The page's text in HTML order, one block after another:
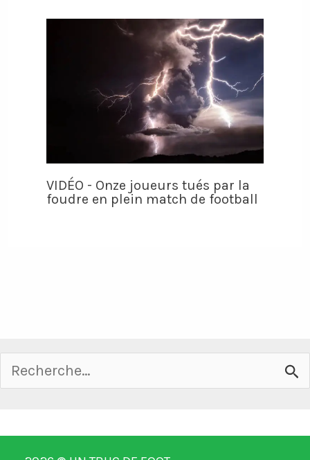
VIDÉO - Onze joueurs tués par la
foudre en plein match de football
Rechercher :